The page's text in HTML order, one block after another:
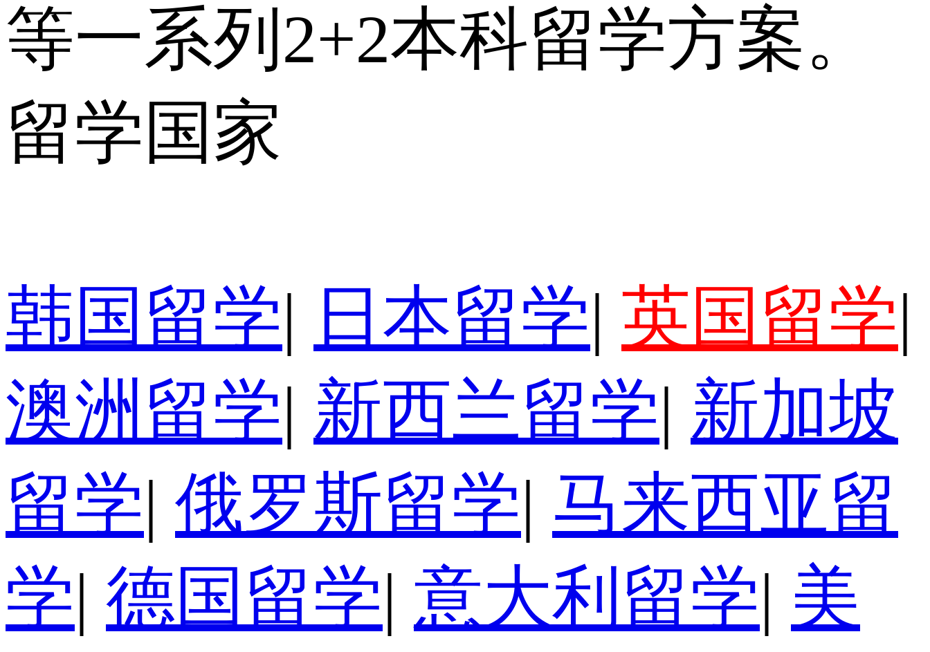
等一系列2+2本科留学方案。
留学国家
韩国留学| 日本留学| 英国留学|
澳洲留学| 新西兰留学| 新加坡
留学| 俄罗斯留学| 马来西亚留
学| 德国留学| 意大利留学| 美